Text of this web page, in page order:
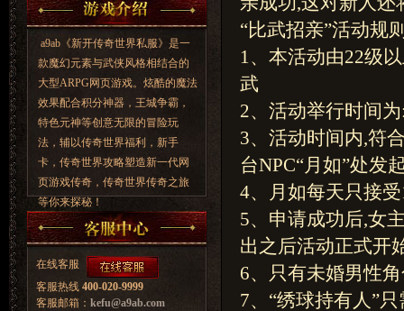
a9ab《新开传奇世界私服》是一
款魔幻元素与武侠风格相结合的
大型ARPG网页游戏。炫酷的魔法
效果配合积分神器，王城争霸，
特色元神等创意无限的冒险玩
法，辅以传奇世界福利，新手
卡，传奇世界攻略塑造新一代网
页游戏传奇，传奇世界传奇之旅
等你来探秘！
在线客服
客服热线 400-020-9999
客服邮箱： kefu@a9ab.com
“比武招亲”活动规
1、本活动由22级
武
2、活动举行时间
3、活动时间内,符
台NPC“月如”处发
4、月如每天只接
5、申请成功后,女
出之后活动正式开
6、只有未婚男性
7、“绣球持有人”